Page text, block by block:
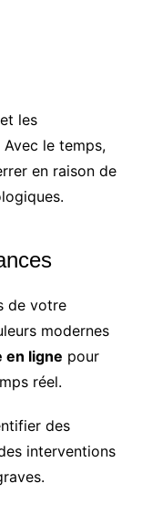
et les
le temps,
en raison de
de votre
modernes
en ligne pour
réel.
des
interventions